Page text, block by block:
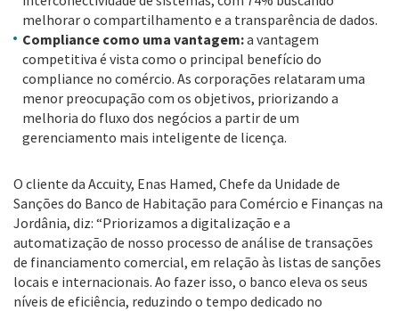
melhorar o compartilhamento e a transparência de dados.
Compliance como uma vantagem:a vantagem
competitiva é vista como o principal benefício do
compliance no comércio. As corporações relataram uma
menor preocupação com os objetivos, priorizando a
melhoria do fluxo dos negócios a partir de um
gerenciamento mais inteligente de licença.
O cliente da Accuity, Enas Hamed, Chefe da Unidade de
Sanções do Banco de Habitação para Comércio e Finanças na
Jordânia, diz: “Priorizamos a digitalização e a
automatização de nosso processo de análise de transações
de financiamento comercial, em relação às listas de sanções
locais e internacionais. Ao fazer isso, o banco eleva os seus
níveis de eficiência, reduzindo o tempo dedicado no